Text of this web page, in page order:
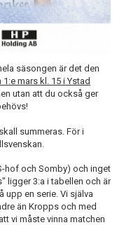
säsongen är det den
mars kl. 15 i Ystad
utan att du också ger
summeras. För i
hof och Somby) och inget
ligger 3:a i tabellen och är
en serie. Vi själva
än Kropps och med
vi måste vinna matchen